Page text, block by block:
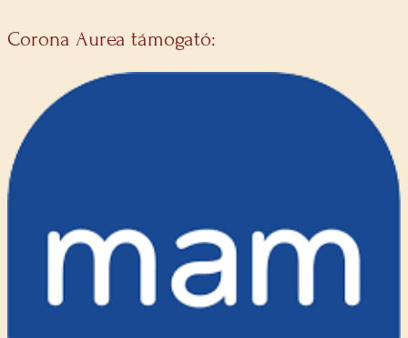
Corona Aurea támogató: